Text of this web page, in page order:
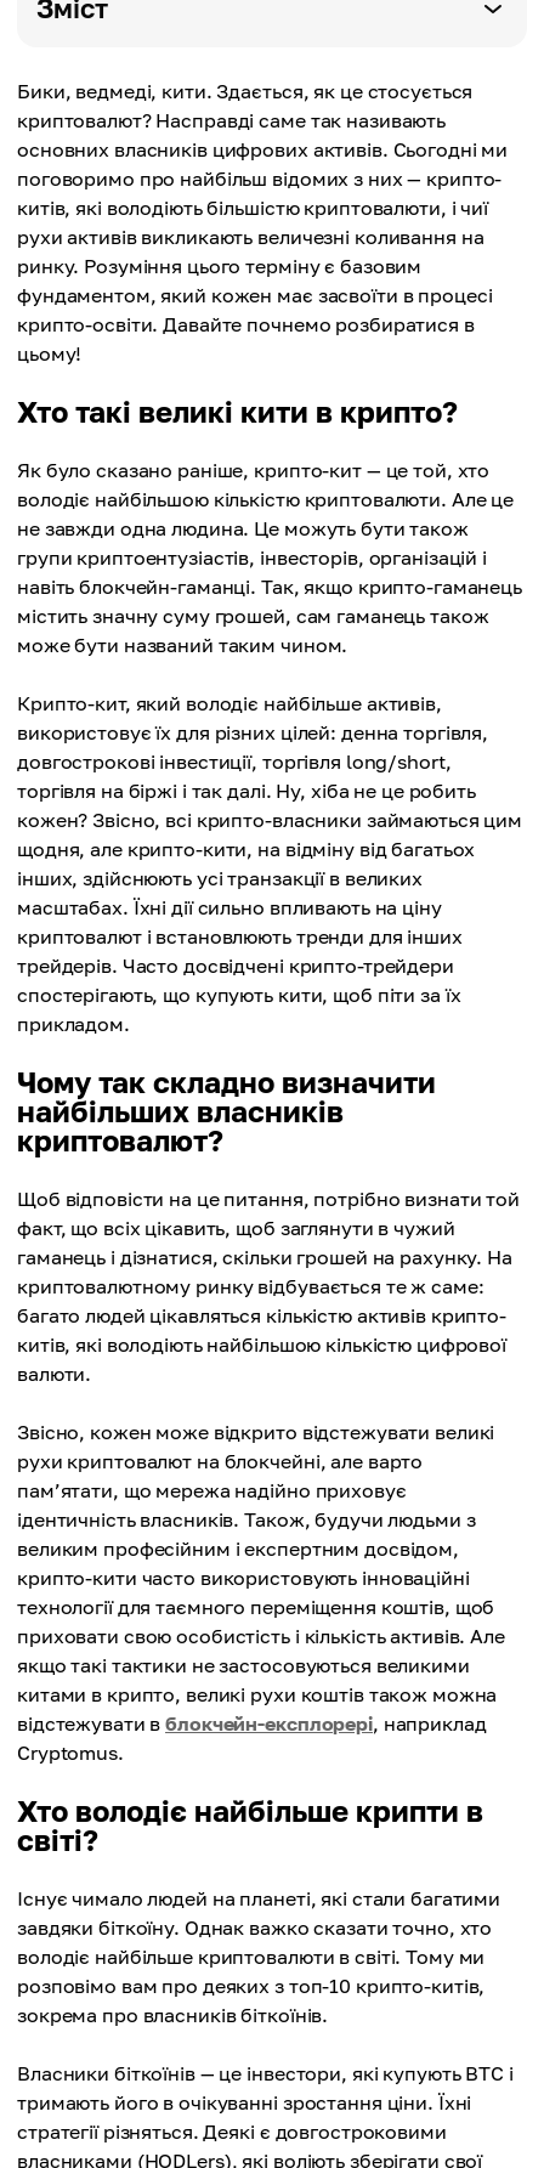
Зміст
Бики, ведмеді, кити. Здається, як це стосується
криптовалют? Насправді саме так називають
основних власників цифрових активів. Сьогодні ми
поговоримо про найбільш відомих з них — крипто-
китів, які володіють більшістю криптовалюти, і чиї
рухи активів викликають величезні коливання на
ринку. Розуміння цього терміну є базовим
фундаментом, який кожен має засвоїти в процесі
крипто-освіти. Давайте почнемо розбиратися в
цьому!
Хто такі великі кити в крипто?
Як було сказано раніше, крипто-кит — це той, хто
володіє найбільшою кількістю криптовалюти. Але це
не завжди одна людина. Це можуть бути також
групи криптоентузіастів, інвесторів, організацій і
навіть блокчейн-гаманці. Так, якщо крипто-гаманець
містить значну суму грошей, сам гаманець також
може бути названий таким чином.
Крипто-кит, який володіє найбільше активів,
використовує їх для різних цілей: денна торгівля,
довгострокові інвестиції, торгівля long/short,
торгівля на біржі і так далі. Ну, хіба не це робить
кожен? Звісно, всі крипто-власники займаються цим
щодня, але крипто-кити, на відміну від багатьох
інших, здійснюють усі транзакції в великих
масштабах. Їхні дії сильно впливають на ціну
криптовалют і встановлюють тренди для інших
трейдерів. Часто досвідчені крипто-трейдери
спостерігають, що купують кити, щоб піти за їх
прикладом.
Чому так складно визначити
найбільших власників
криптовалют?
Щоб відповісти на це питання, потрібно визнати той
факт, що всіх цікавить, щоб заглянути в чужий
гаманець і дізнатися, скільки грошей на рахунку. На
криптовалютному ринку відбувається те ж саме:
багато людей цікавляться кількістю активів крипто-
китів, які володіють найбільшою кількістю цифрової
валюти.
Звісно, кожен може відкрито відстежувати великі
рухи криптовалют на блокчейні, але варто
пам’ятати, що мережа надійно приховує
ідентичність власників. Також, будучи людьми з
великим професійним і експертним досвідом,
крипто-кити часто використовують інноваційні
технології для таємного переміщення коштів, щоб
приховати свою особистість і кількість активів. Але
якщо такі тактики не застосовуються великими
китами в крипто, великі рухи коштів також можна
відстежувати вблокчейн-експлорері, наприклад
Cryptomus.
Хто володіє найбільше крипти в
світі?
Існує чимало людей на планеті, які стали багатими
завдяки біткоїну. Однак важко сказати точно, хто
володіє найбільше криптовалюти в світі. Тому ми
розповімо вам про деяких з топ-10 крипто-китів,
зокрема про власників біткоїнів.
Власники біткоїнів — це інвестори, які купують BTC і
тримають його в очікуванні зростання ціни. Їхні
стратегії різняться. Деякі є довгостроковими
власниками (HODLers), які воліють зберігати свої